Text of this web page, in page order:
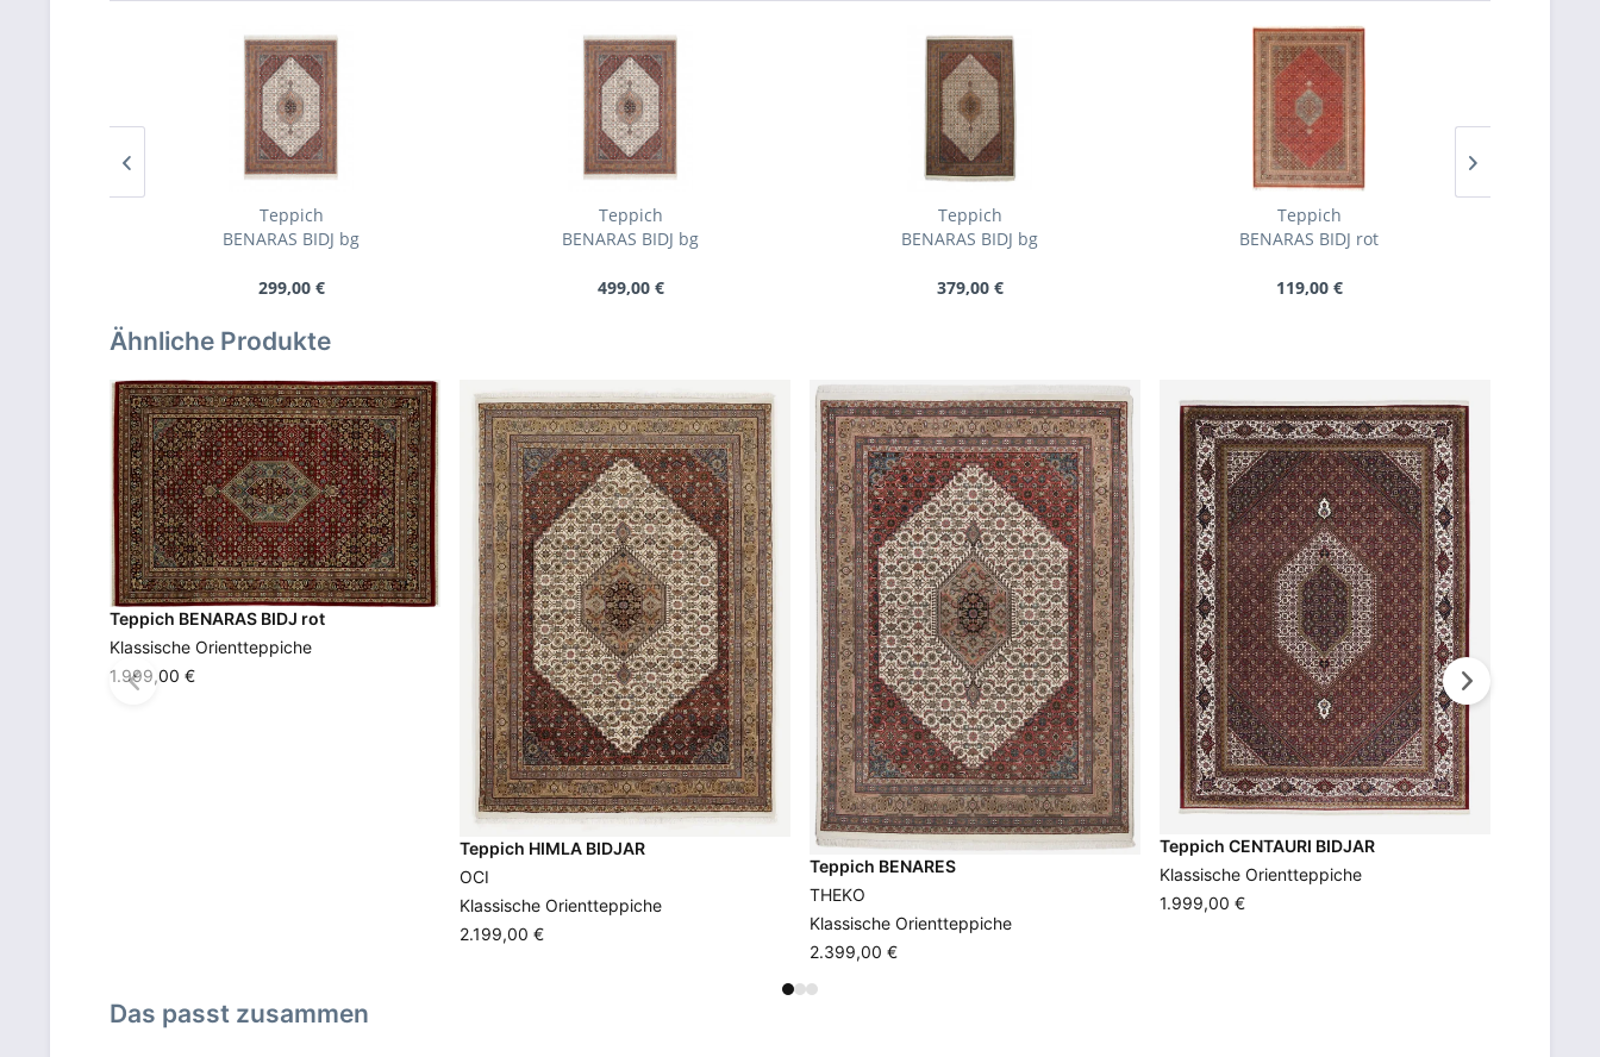
Teppich
BENARAS BIDJ bg
299,00 €
Teppich
BENARAS BIDJ bg
499,00 €
Teppich
BENARAS BIDJ bg
379,00 €
Teppich
BENARAS BIDJ rot
119,00 €